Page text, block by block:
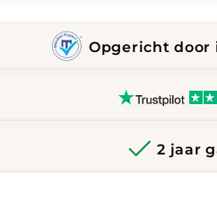
Opgericht
2 jaar